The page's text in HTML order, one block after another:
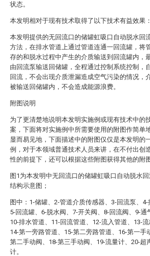
状态。
本发明相对于现有技术取得了以下技术有益效果：
本发明提供的无回流口的储罐虹吸口自动脱水回
方法，在排水管道上通过管道连通一回流罐，将
存的和脱水过程中产生的介质输送到回流罐内，
由回流泵输送回储罐，全程通过控制系统控制，
回流，不会出现介质泄漏造成空气污染的情况，
被输送回储罐内，不会造成能源浪费。
附图说明
为了更清楚地说明本发明实施例或现有技术中的
案，下面将对实施例中所需要使用的附图作简单
显而易见地，下面描述中的附图仅仅是本发明的
例，对于本领域普通技术人员来讲，在不付出创
性的前提下，还可以根据这些附图获得其他的附图
图1为本发明中无回流口的储罐虹吸口自动脱水
结构示意图；
图中：1-储罐、2-管道介质传感器、3-回流泵、4-
5-回流罐、6-脱水阀、7-开关阀、8-回流阀、9-通
10-排水管道、11-回流管道、12-流入管道、13-流
14-第一旁路管道、15-第二旁路管道、16-第一手
第二手动阀、18-第三手动阀、19-流量计、20-超
计。